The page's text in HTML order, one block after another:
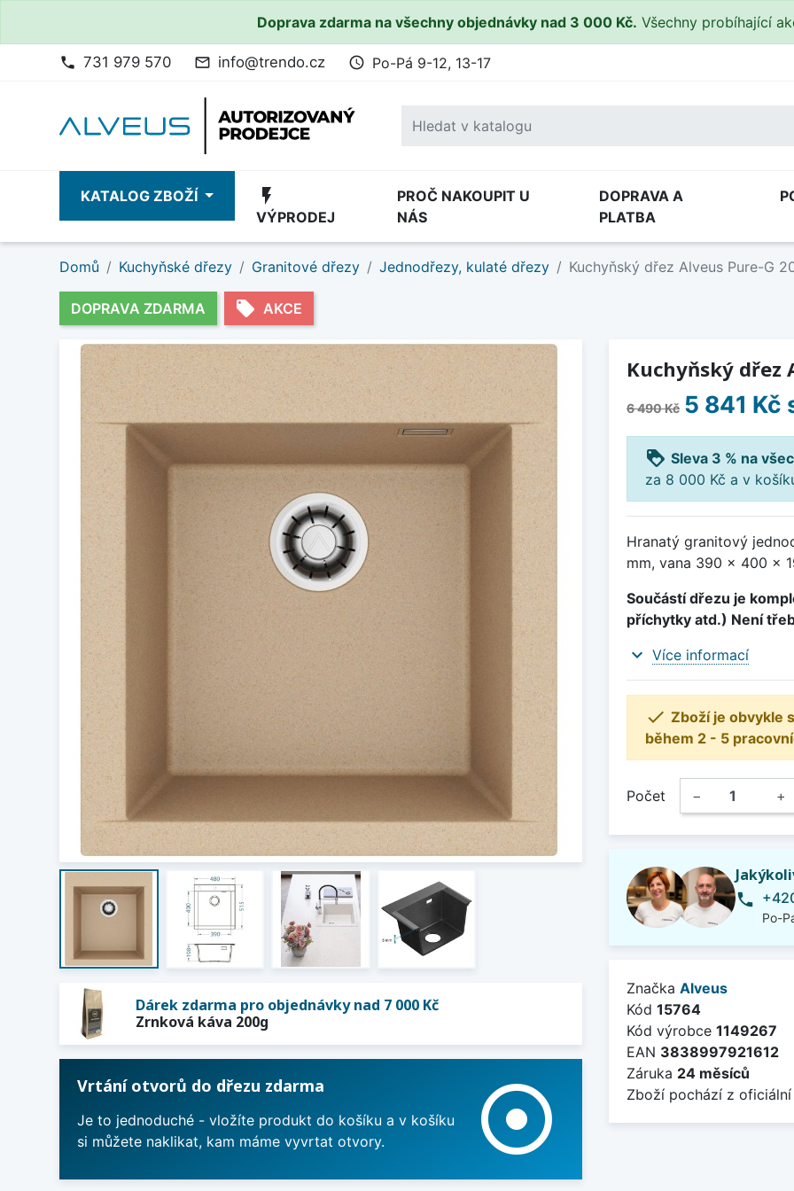
Doprava zdarma na všechny objednávky nad 3 000 Kč. Všechny probíhající
phone 731 979 570 mail_outline info@trendo.cz access_time Po-Pá 9-12, 13-17
KATALOG ZBOŽÍ flash_on
VÝPRODEJ
PROČ NAKOUPIT U
NÁS
DOPRAVA A
PLATBA
Domů Kuchyňské dřezy Granitové dřezy Jednodřezy, kulaté dřezy Kuchyňský dřez Alveus Pure-G
DOPRAVA ZDARMA local_offer AKCE
Dárek zdarma pro objednávky nad 7 000 Kč
Zrnková káva 200g
Vrtání otvorů do dřezu zdarma
Je to jednoduché - vložíte produkt do košíku a v košíku
si můžete naklikat, kam máme vyvrtat otvory.
adjust
Kuchyňský dřez
6 490 Kč 5 841 Kč
loyalty Sleva 3 % na
za 8 000 Kč a v
Hranatý granitový
mm, vana 390 x 400 x
Součástí dřezu je
příchytky atd.) Není
expand_more Více informací
 Zboží je obvykle
během 2 - 5
Počet − +
phone
Po-
Značka Alveus
Kód 15764
Kód výrobce 1149267
EAN 3838997921612
Záruka 24 měsíců
Zboží pochází z